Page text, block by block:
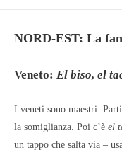
NORD-EST: La
Veneto: El biso, el
I veneti sono maestri.
la somiglianza. Poi c’è el
un tappo che salta via –